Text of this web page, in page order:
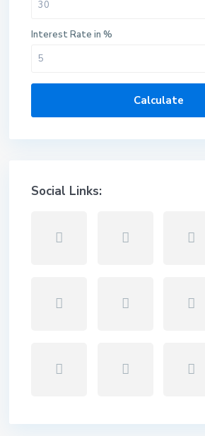
Interest Rate in %
Calculate
Social Links: